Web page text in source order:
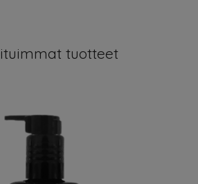
tuotteet